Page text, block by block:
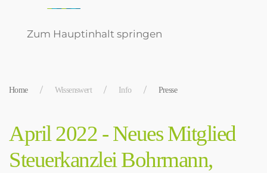
Zum Hauptinhalt springen
Home Wissenswert Info Presse
April 2022 - Neues Mitglied
Steuerkanzlei Bohrmann,